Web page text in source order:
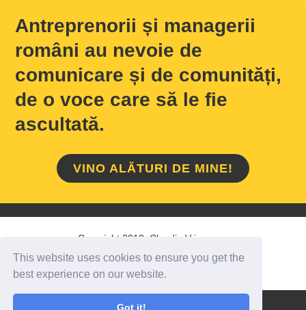
This website uses cookies to ensure you get the
best experience on our website.
Got it!
Antreprenorii și managerii
români au nevoie de
comunicare și de comunități,
de o voce care să le fie
ascultată.
VINO ALĂTURI DE MINE!
Copyright 2018 Claudiu Vrinceanu
HOME / DESPRE MINE CONTACT